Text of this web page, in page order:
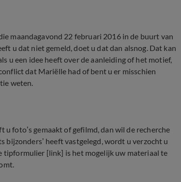
maandagavond 22 februari 2016 in de buurt van
u dat niet gemeld, doet u dat dan alsnog. Dat kan
u een idee heeft over de aanleiding of het motief,
dat Mariëlle had of bent u er misschien
weten.
u foto’s gemaakt of gefilmd, dan wil de recherche
bijzonders’ heeft vastgelegd, wordt u verzocht u
tipformulier [link] is het mogelijk uw materiaal te